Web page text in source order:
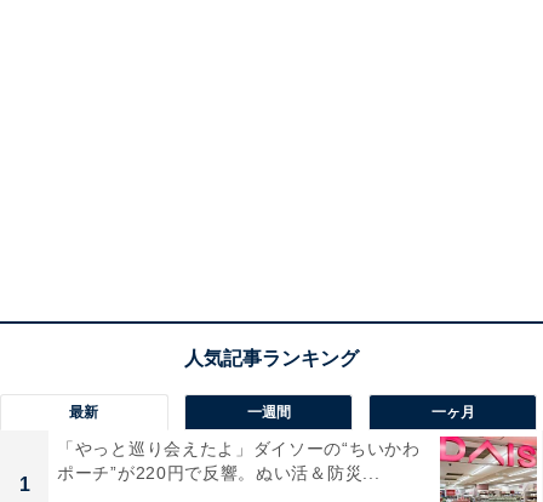
家賃8万円の狭い1K暮らしの自分と、マイホーム
最近の仕事は社内外問わず“調整役”だと語る洋子さん
は、はたから見ればいわゆる“バリキャリ”の部類だろ
う。しかし、帰りの満員電車の中では「自分がやりたか
最新 一週間 一ヶ月
1
「やっと巡り会えたよ」ダイソーの“ちいかわ
ポーチ”が220円で反響。ぬい活＆防災...